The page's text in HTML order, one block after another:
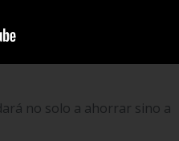
universitarios con
fiscales o con condiciones
no solo a ahorrar sino a